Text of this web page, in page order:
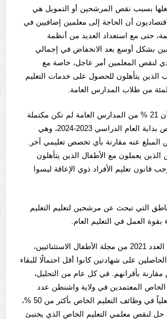
بسبب نقص المرشحين أو التمويل هي
أن الحاجة إلى معلمين إضافيين في
حتى مع استعداد العديد من أنظمة
بشكل أوسع بعد الانخفاض في إجمالي
لنقص المعلمين أمر عاجل، خاصة مع
الذين يتأهلون للحصول على خدمات التعليم
تظهر البيانات الفيدرالية أن 21 % من المدارس العامة لم تكن مكتملة
التوظيف في التعليم الخاص بداية العام الدراسي 2023-2024، وهي
عنه مقارنة بأي تخصص تعليمي آخر.
الذين يعملون مع الأطفال الذين يتأهلون
تعليم الأفراد ذوي الإعاقة ليسوا
التي تبحث عن مرشحين لتعليم التعليم
العمل في التعليم العام.
الدراسة، التي نُشرت في العدد 2021 من مجلة الأطفال الاستثنائيين،
على شهادتين كانوا أقل احتمالًا للبقاء
بأقرانهم. في كل عام من التحليل،
الخاص المعتمدين في ولاية واشنطن عدد
المعلمين الذين يعملون فعلياً في وظائف التعليم الخاص بأكثر من 50 %،
حل لنقص معلمي التعليم الخاص الذي يختبئ